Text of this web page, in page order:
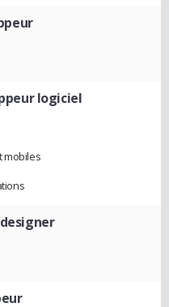
logiciel
mobiles